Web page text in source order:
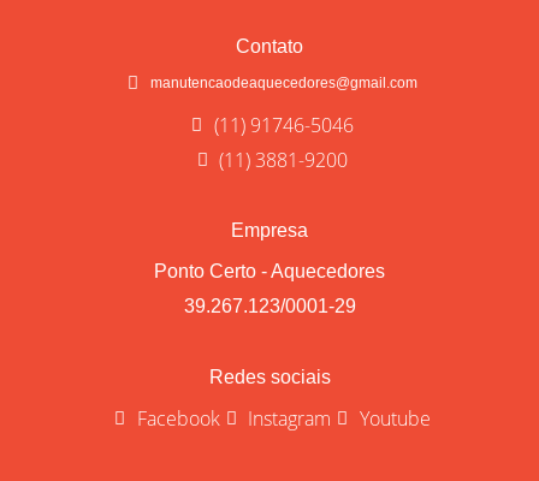
Contato
manutencaodeaquecedores@gmail.com
(11) 91746-5046
(11) 3881-9200
Empresa
Ponto Certo - Aquecedores
39.267.123/0001-29
Redes sociais
Facebook Instagram Youtube